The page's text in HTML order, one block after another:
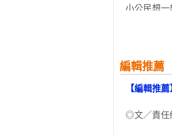
6. 「小公
=作者的話=
書中每道
透明水彩來
小公民想一
食譜：北國
小公民想
第五章
編輯推薦
【編輯推
◎文／責任